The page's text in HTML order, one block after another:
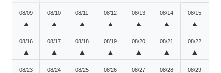
08/09
▲
08/10
▲
08/11
▲
08/12
▲
08/13
▲
08/14
▲
08/15
▲
08/16
▲
08/17
▲
08/18
▲
08/19
▲
08/20
▲
08/21
▲
08/22
▲
08/23 08/24 08/25 08/26 08/27 08/28 08/29